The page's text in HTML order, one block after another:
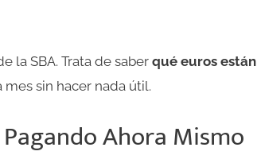
la SBA. Trata de saberqué euros están
sin hacer nada útil.
Ahora Mismo